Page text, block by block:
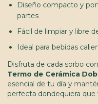
Diseño compacto y
partes
Fácil de limpiar y libre
Ideal para bebidas
Disfruta de cada sorbo
Termo de Cerámica
esencial de tu día y
perfecta dondequiera que